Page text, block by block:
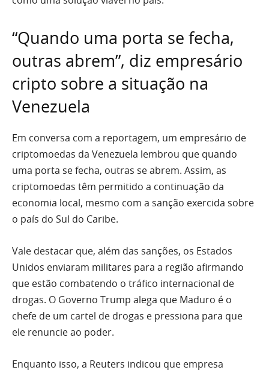
“Quando uma porta se fecha,
outras abrem”, diz empresário
cripto sobre a situação na
Venezuela
Em conversa com a reportagem, um empresário de
criptomoedas da Venezuela lembrou que quando
uma porta se fecha, outras se abrem. Assim, as
criptomoedas têm permitido a continuação da
economia local, mesmo com a sanção exercida sobre
o país do Sul do Caribe.
Vale destacar que, além das sanções, os Estados
Unidos enviaram militares para a região afirmando
que estão combatendo o tráfico internacional de
drogas. O Governo Trump alega que Maduro é o
chefe de um cartel de drogas e pressiona para que
ele renuncie ao poder.
Enquanto isso, a Reuters indicou que empresa